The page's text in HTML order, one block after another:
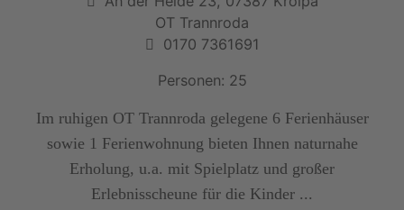
OT Trannroda
0170 7361691
Personen: 25
Im ruhigen OT Trannroda gelegene 6 Ferienhäuser
sowie 1 Ferienwohnung bieten Ihnen naturnahe
Erholung, u.a. mit Spielplatz und großer
Erlebnisscheune für die Kinder ...